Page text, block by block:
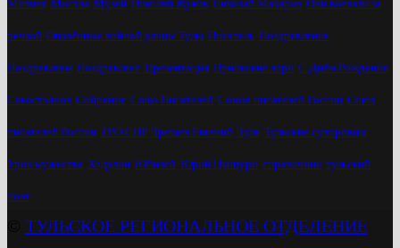
Митинг Москва Музей Николай Жуков Николай Макаров Они воевали за
речкой Опалённые войной улицы Тулы Писатель Поздравление
Поздравляем Поздравляет Презентация Приокские зори С Днём Рождения
Савостьянов Собрание Союз Писателей Союза писателей России Союз
писателей России ТРО СПР Трещев Евгений Тула Тульские суворовцы
Урок мужества Ходулин Юбилей Юрий Цкипури справочник тульский
поэт
ТУЛЬСКОЕ РЕГИОНАЛЬНОЕ ОТДЕЛЕНИЕ